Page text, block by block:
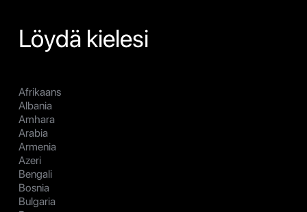
Löydä kielesi
Afrikaans
Albania
Amhara
Arabia
Armenia
Azeri
Bengali
Bosnia
Bulgaria